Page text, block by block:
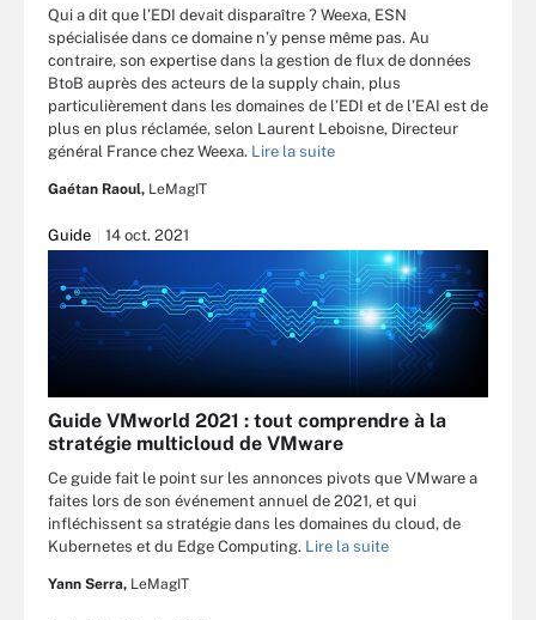
Qui a dit que l’EDI devait disparaître ? Weexa, ESN
spécialisée dans ce domaine n’y pense même pas. Au
contraire, son expertise dans la gestion de flux de données
BtoB auprès des acteurs de la supply chain, plus
particulièrement dans les domaines de l’EDI et de l’EAI est de
plus en plus réclamée, selon Laurent Leboisne, Directeur
général France chez Weexa. Lire la suite
Gaétan Raoul, LeMagIT
Guide 14 oct. 2021
Guide VMworld 2021 : tout comprendre à la
stratégie multicloud de VMware
Ce guide fait le point sur les annonces pivots que VMware a
faites lors de son événement annuel de 2021, et qui
infléchissent sa stratégie dans les domaines du cloud, de
Kubernetes et du Edge Computing. Lire la suite
Yann Serra, LeMagIT